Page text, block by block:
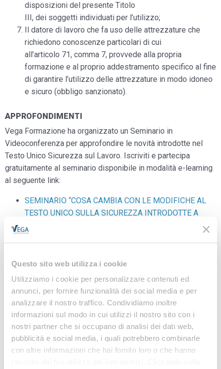
Questo sito web utilizza i cookie
Utilizziamo i cookie per personalizzare contenuti ed
annunci, per fornire funzionalità dei social media e per
analizzare il nostro traffico. Condividiamo inoltre
informazioni sul modo in cui utilizzi il nostro sito con i
nostri partner che si occupano di analisi dei dati web,
pubblicità e social media, i quali potrebbero combinarle
con altre informazioni che hai fornito loro o che hanno
disposizioni del presente Titolo
III, dei soggetti individuati per l’utilizzo;
Il datore di lavoro che fa uso delle attrezzature che
richiedono conoscenze particolari di cui
all’articolo 71, comma 7, provvede alla propria
formazione e al proprio addestramento specifico al fine
di garantire l’utilizzo delle attrezzature in modo idoneo
e sicuro (obbligo sanzionato).
APPROFONDIMENTI
Vega Formazione ha organizzato un Seminario in
Videoconferenza per approfondire le novità introdotte nel
Testo Unico Sicurezza sul Lavoro. Iscriviti e partecipa
gratuitamente al seminario disponibile in modalità e-learning
al seguente link:
SEMINARIO “COSA CAMBIA CON LE MODIFICHE AL
TESTO UNICO SULLA SICUREZZA INTRODOTTE A
MAGGIO 2023?”
SEMINARIO “COSA CAMBIA CON
LE MODIFICHE AL TESTO UNICO
SULLA SICUREZZA INTRODOTTE
A MAGGIO 2023?”
Frequenta gratuitamente il Seminario